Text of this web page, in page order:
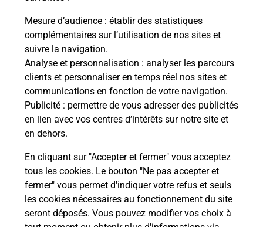
Mesure d’audience : établir des statistiques
complémentaires sur l’utilisation de nos sites et
suivre la navigation.
Analyse et personnalisation : analyser les parcours
clients et personnaliser en temps réel nos sites et
communications en fonction de votre navigation.
Publicité : permettre de vous adresser des publicités
en lien avec vos centres d’intérêts sur notre site et
en dehors.
En cliquant sur "Accepter et fermer" vous acceptez
tous les cookies. Le bouton "Ne pas accepter et
fermer" vous permet d'indiquer votre refus et seuls
les cookies nécessaires au fonctionnement du site
seront déposés. Vous pouvez modifier vos choix à
Comment La Poste participe-t-elle
à votre sécurité au quotidien ?
Puis-je passer mon code de la route
avec La Poste et sous quelles
conditions ?
Localiser Liste Loire SOLORE EN FOREZ